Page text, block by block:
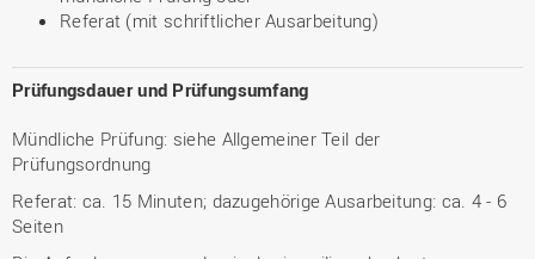
Referat (mit schriftlicher Ausarbeitung)
Prüfungsdauer und Prüfungsumfang
Mündliche Prüfung: siehe Allgemeiner Teil der
Prüfungsordnung
Referat: ca. 15 Minuten; dazugehörige Ausarbeitung: ca. 4 - 6
Seiten